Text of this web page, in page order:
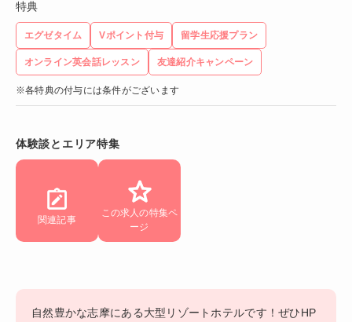
特典
エグゼタイム Vポイント付与 留学生応援プラン
オンライン英会話レッスン 友達紹介キャンペーン
※各特典の付与には条件がございます
体験談とエリア特集
関連記事
この求人の特集ペ
ージ
自然豊かな志摩にある大型リゾートホテルです！ぜひHP